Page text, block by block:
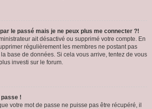
le passé mais je ne peux plus me connecter ?!
ait désactivé ou supprimé votre compte. En
régulièrement les membres ne postant pas
base de données. Si cela vous arrive, tentez de vous
investi sur le forum.
passe !
votre mot de passe ne puisse pas être récupéré, il